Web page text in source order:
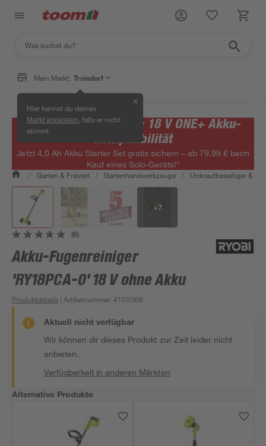
Mein Markt: Troisdorf
Hier kannst du deinen
Markt anpassen , falls er nicht
stimmt.
✕
RYOBI feiert 30 Jahre 18 V ONE+ Akku-
Kompatibilität
Jetzt 4,0 Ah Akku Starter Set gratis sichern – ab 79,99 € beim
Kauf eines Solo-Geräts!*
/ Garten & Freizeit / Gartenhandwerkzeuge / Unkrautbeseitiger &
+7
(6)
Akku-Fugenreiniger
'RY18PCA-0' 18 V ohne Akku
Produktdetails | Artikelnummer:4102068
Aktuell nicht verfügbar
Wir können dir dieses Produkt zur Zeit leider nicht
anbieten.
Verfügbarkeit in anderen Märkten
Alternative Produkte